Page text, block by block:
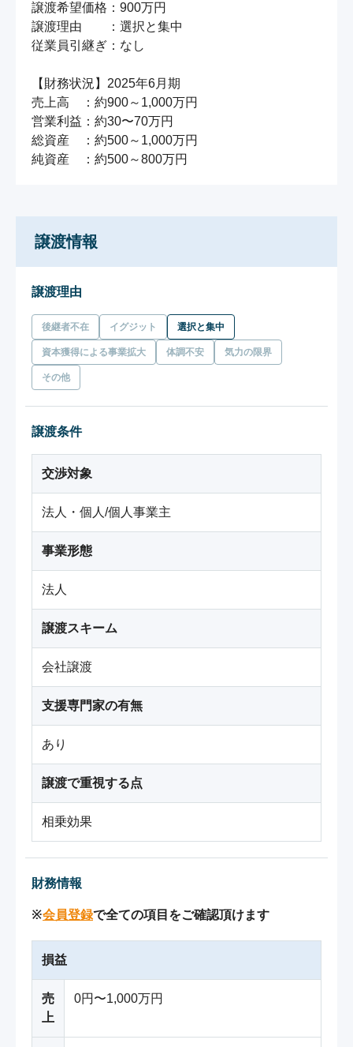
譲渡希望価格：900万円
譲渡理由　　：選択と集中
従業員引継ぎ：なし
【財務状況】2025年6月期
売上高　：約900～1,000万円
営業利益：約30〜70万円
総資産　：約500～1,000万円
譲渡情報
譲渡理由
後継者不在 イグジット 選択と集中
資本獲得による事業拡大 体調不安 気力の限界
その他
譲渡条件
交渉対象
法人・個人/個人事業主
事業形態
法人
譲渡スキーム
会社譲渡
支援専門家の有無
あり
譲渡で重視する点
相乗効果
財務情報
※会員登録で全ての項目をご確認頂けます
損益
売
上
0円〜1,000万円